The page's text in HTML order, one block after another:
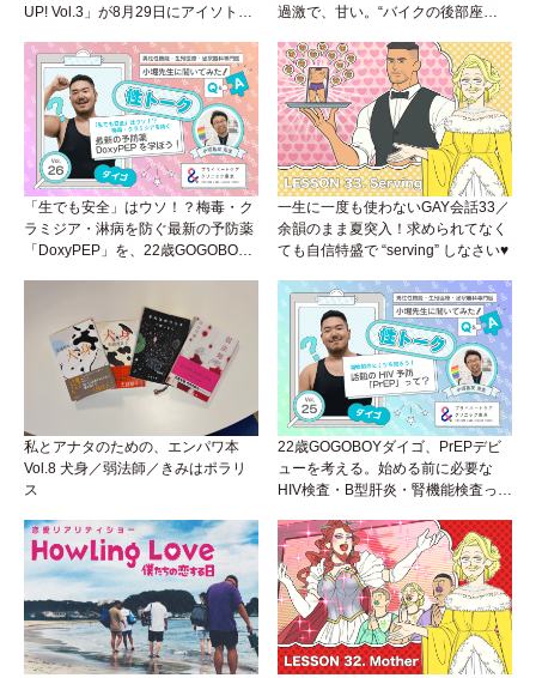
UP! Vol.3」が8月29日にアイソトー
過激で、甘い。“バイクの後部座
「生でも安全」はウソ！？梅毒・ク
ラミジア・淋病を防ぐ最新の予防薬
「DoxyPEP」を、22歳GOGOBOY
（Vol.26）
一生に一度も使わないGAY会話33／
余韻のまま夏突入！求められてなく
ても自信特盛で “serving” しなさい♥
私とアナタのための、エンパワ本
Vol.8 犬身／弱法師／きみはポラリ
ス
22歳GOGOBOYダイゴ、PrEPデビ
ューを考える。始める前に必要な
HIV検査・B型肝炎・腎機能検査っ
性トーク～聞きにくいことは小堀先
生に聞けばイイ！（Vol.25）